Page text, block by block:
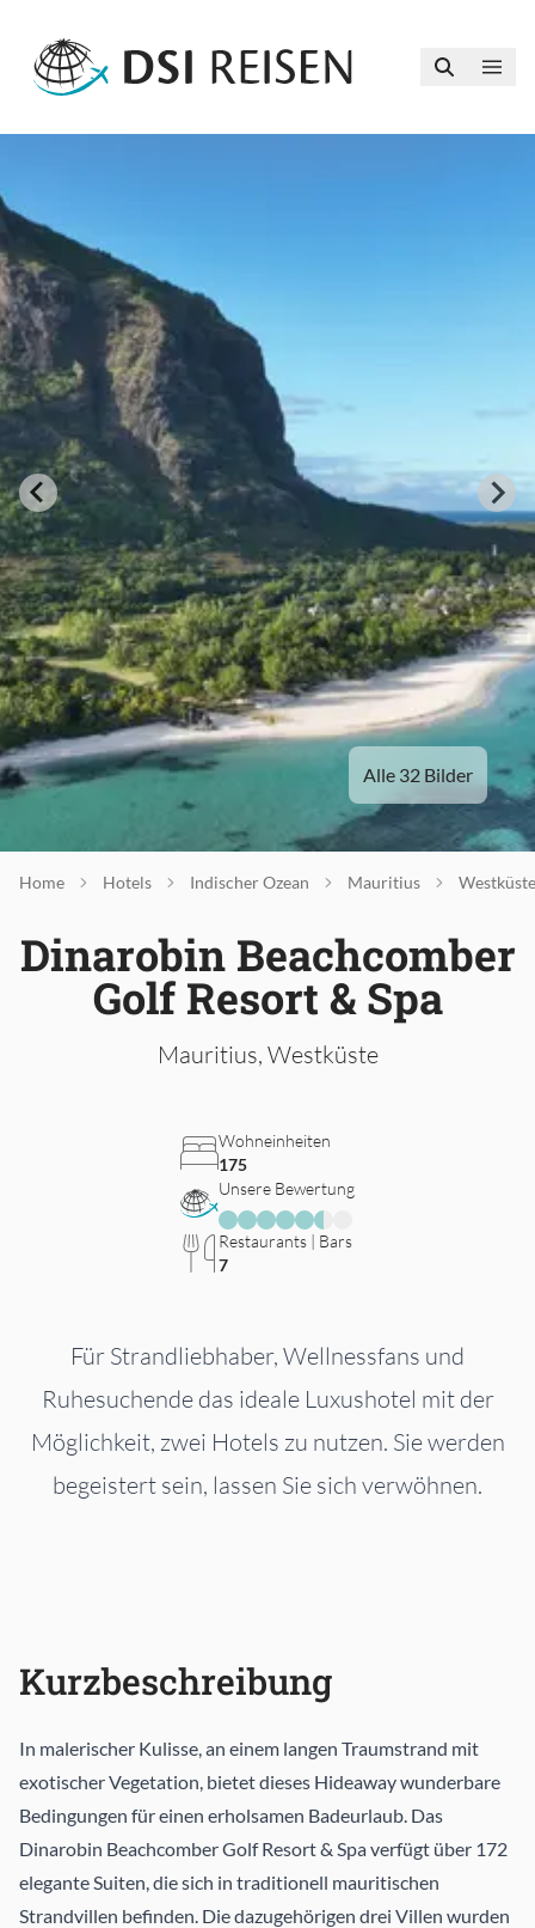
Alle 32 Bilder
Home Hotels Indischer Ozean Mauritius Westküste
Dinarobin Beachcomber
Golf Resort & Spa
Mauritius, Westküste
Wohneinheiten
175
Unsere Bewertung
Restaurants | Bars
7
Für Strandliebhaber, Wellnessfans und
Ruhesuchende das ideale Luxushotel mit der
Möglichkeit, zwei Hotels zu nutzen. Sie werden
begeistert sein, lassen Sie sich verwöhnen.
Kurzbeschreibung
In malerischer Kulisse, an einem langen Traumstrand mit
exotischer Vegetation, bietet dieses Hideaway wunderbare
Bedingungen für einen erholsamen Badeurlaub. Das
Dinarobin Beachcomber Golf Resort & Spa verfügt über 172
elegante Suiten, die sich in traditionell mauritischen
Strandvillen befinden. Die dazugehörigen drei Villen wurden